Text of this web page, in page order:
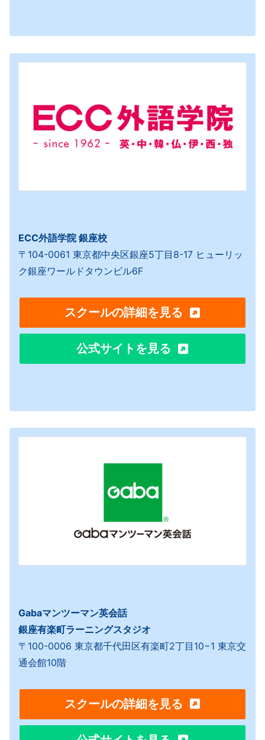
ECC外語学院 銀座校
〒104-0061 東京都中央区銀座5丁目8-17 ヒューリッ
ク銀座ワールドタウンビル6F
スクールの詳細を見る
公式サイトを見る
Gabaマンツーマン英会話
銀座有楽町ラーニングスタジオ
〒100-0006 東京都千代田区有楽町2丁目10−1 東京交
通会館10階
スクールの詳細を見る